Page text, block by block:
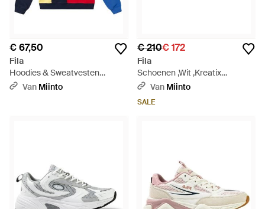
€ 67,50
Fila
Hoodies & Sweatvesten
,Veelkleurig ,Katoen Bairn
Van Miinto
€ 210€ 172
Fila
Schoenen ,Wit ,Kreatix
Sneakers - Wit
Van Miinto
SALE